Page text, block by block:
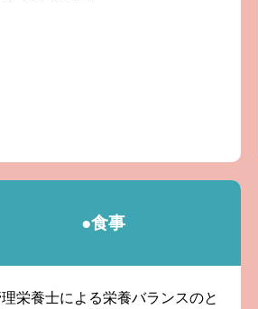
●食事
栄養士による栄養バランスのと